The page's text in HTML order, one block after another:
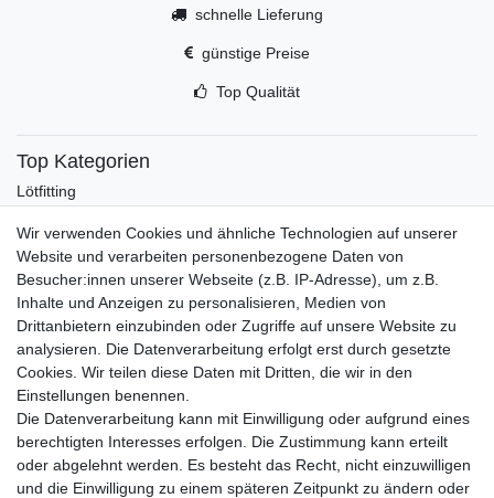
schnelle Lieferung
günstige Preise
Top Qualität
Top Kategorien
Lötfitting
Werkzeug
Kältetechnikzubehör
Kältefitting
Y-Verteiler
Mein Konto
Kontakt
Versandkosten
Zahlungsarten
Service
Registrierung
Wir verwenden Cookies und ähnliche Technologien auf unserer
Website und verarbeiten personenbezogene Daten von
Besucher:innen unserer Webseite (z.B. IP-Adresse), um z.B.
Inhalte und Anzeigen zu personalisieren, Medien von
Drittanbietern einzubinden oder Zugriffe auf unsere Website zu
analysieren. Die Datenverarbeitung erfolgt erst durch gesetzte
Cookies. Wir teilen diese Daten mit Dritten, die wir in den
Einstellungen benennen.
Die Datenverarbeitung kann mit Einwilligung oder aufgrund eines
berechtigten Interesses erfolgen. Die Zustimmung kann erteilt
oder abgelehnt werden. Es besteht das Recht, nicht einzuwilligen
und die Einwilligung zu einem späteren Zeitpunkt zu ändern oder